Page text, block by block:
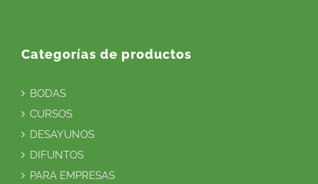
Categorías de productos
BODAS
CURSOS
DESAYUNOS
DIFUNTOS
PARA EMPRESAS